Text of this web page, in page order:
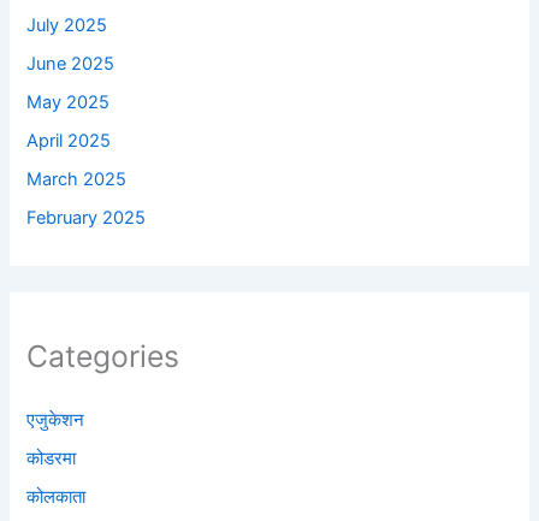
July 2025
June 2025
May 2025
April 2025
March 2025
February 2025
Categories
एजुकेशन
कोडरमा
कोलकाता